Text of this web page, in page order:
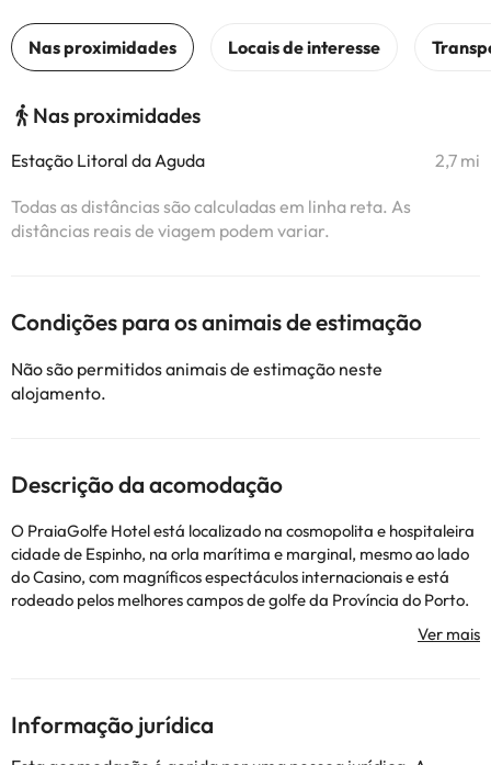
Nas proximidades
Estação Litoral da Aguda 2,7 mi
Todas as distâncias são calculadas em linha reta. As
distâncias reais de viagem podem variar.
Condições para os animais de estimação
Não são permitidos animais de estimação neste
alojamento.
Descrição da acomodação
O PraiaGolfe Hotel está localizado na cosmopolita e hospitaleira
cidade de Espinho, na orla marítima e marginal, mesmo ao lado
do Casino, com magníficos espectáculos internacionais e está
rodeado pelos melhores campos de golfe da Província do Porto.
Hotel para não fumadores com 8 andares com 133 quartos
reuniões e banquetes, de 10 a 400 pessoas.
Todos os quartos standard deste hotel têm apenas camas de
Informação jurídica